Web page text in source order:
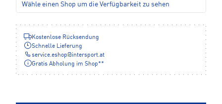
Wähle einen Shop um die Verfügbarkeit zu sehen
Kostenlose Rücksendung
Schnelle Lieferung
service.eshop@intersport.at
Gratis Abholung im Shop**